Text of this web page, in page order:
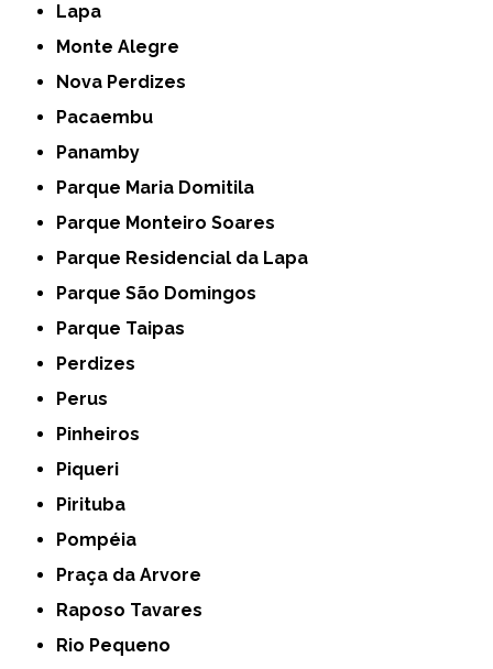
Lapa
Monte Alegre
Nova Perdizes
Pacaembu
Panamby
Parque Maria Domitila
Parque Monteiro Soares
Parque Residencial da Lapa
Parque São Domingos
Parque Taipas
Perdizes
Perus
Pinheiros
Piqueri
Pirituba
Pompéia
Praça da Arvore
Raposo Tavares
Rio Pequeno